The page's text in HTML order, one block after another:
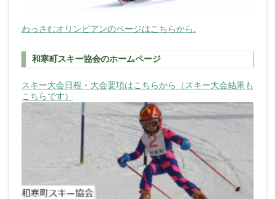
わっさむオリンピアンのページはこちらから.
和寒町スキー協会のホームページ
スキー大会日程・大会要項はこちらから（スキー大会結果も
こちらです）